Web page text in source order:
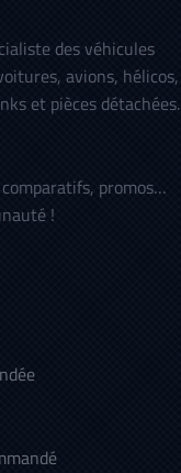
des véhicules
avions, hélicos,
et pièces détachées.
promos…
!